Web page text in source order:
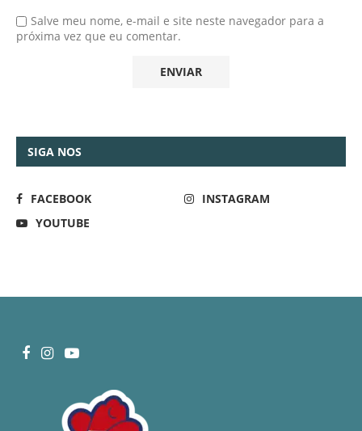
Salve meu nome, e-mail e site neste navegador para a
próxima vez que eu comentar.
SIGA NOS
FACEBOOK
INSTAGRAM
YOUTUBE